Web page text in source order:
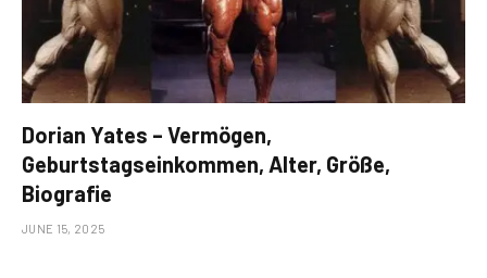
Dorian Yates – Vermögen,
Geburtstagseinkommen, Alter, Größe,
Biografie
JUNE 15, 2025